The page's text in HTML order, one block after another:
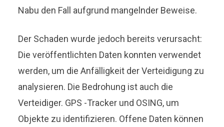
Nabu den Fall aufgrund mangelnder Beweise.
Der Schaden wurde jedoch bereits verursacht:
Die veröffentlichten Daten konnten verwendet
werden, um die Anfälligkeit der Verteidigung zu
analysieren. Die Bedrohung ist auch die
Verteidiger. GPS -Tracker und OSING, um
Objekte zu identifizieren. Offene Daten können